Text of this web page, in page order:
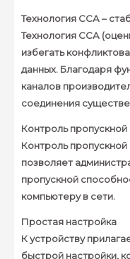
Технология ССА –
Технология ССА
избегать
данных. Благодаря
каналов
соединения
Контроль
Контроль
позволяет
пропускной
компьютеру в сети.
Простая настройка
К устройству
быстрой настройки,